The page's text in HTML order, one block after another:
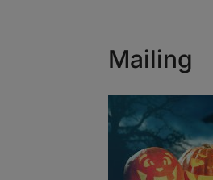
Mailing